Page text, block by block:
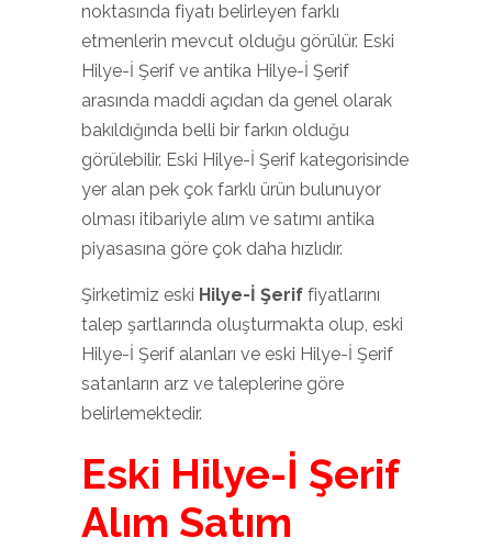
noktasında fiyatı belirleyen farklı
etmenlerin mevcut olduğu görülür. Eski
Hilye-İ Şerif ve antika Hilye-İ Şerif
arasında maddi açıdan da genel olarak
bakıldığında belli bir farkın olduğu
görülebilir. Eski Hilye-İ Şerif kategorisinde
yer alan pek çok farklı ürün bulunuyor
olması itibariyle alım ve satımı antika
piyasasına göre çok daha hızlıdır.
Şirketimiz eski Hilye-İ Şerif fiyatlarını
talep şartlarında oluşturmakta olup, eski
Hilye-İ Şerif alanları ve eski Hilye-İ Şerif
satanların arz ve taleplerine göre
belirlemektedir.
Eski Hilye-İ Şerif
Alım Satım